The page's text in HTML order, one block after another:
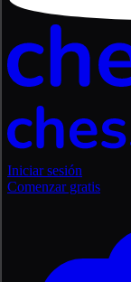
Iniciar sesión
Comenzar gratis